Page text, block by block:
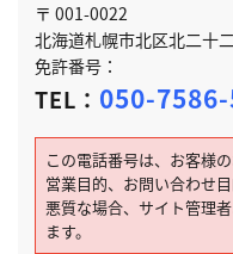
〒 001-0022
北海道札幌市北区北二
免許番号：
TEL： 050-
この電話番号は、お客様
営業目的、お問い合わせ
悪質な場合、サイト管理
ます。